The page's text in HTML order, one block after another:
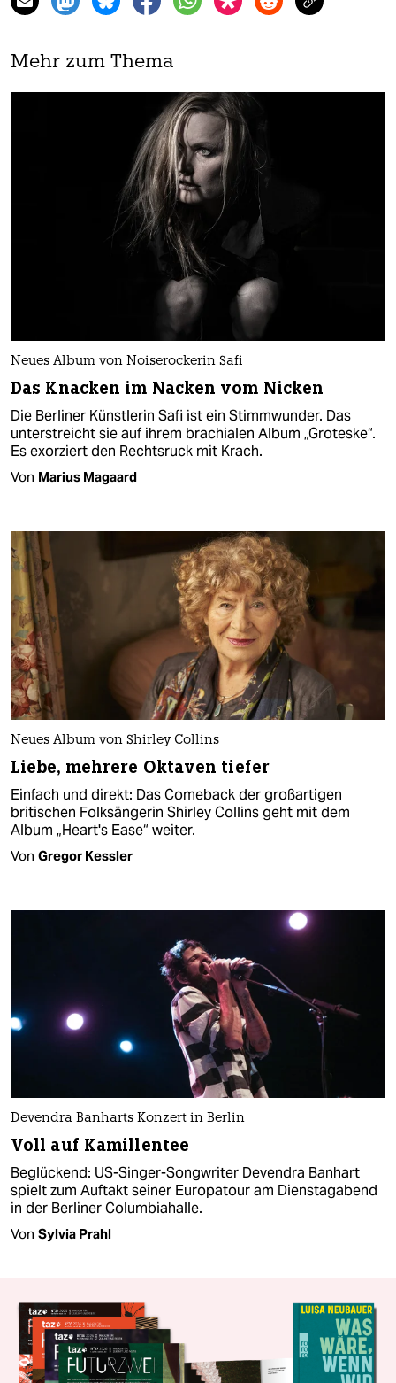
Mehr zum Thema
Neues Album von Noiserockerin Safi
Das Knacken im Nacken vom Nicken
Die Berliner Künstlerin Safi ist ein Stimmwunder. Das
unterstreicht sie auf ihrem brachialen Album „Groteske“.
Es exorziert den Rechtsruck mit Krach.
Von Marius Magaard
Neues Album von Shirley Collins
Liebe, mehrere Oktaven tiefer
Einfach und direkt: Das Comeback der großartigen
britischen Folksängerin Shirley Collins geht mit dem
Album „Heart's Ease“ weiter.
Von Gregor Kessler
Devendra Banharts Konzert in Berlin
Voll auf Kamillentee
Beglückend: US-Singer-Songwriter Devendra Banhart
spielt zum Auftakt seiner Europatour am Dienstagabend
in der Berliner Columbiahalle.
Von Sylvia Prahl